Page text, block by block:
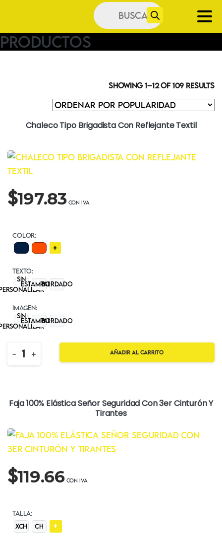
Búsqueda
de
productos
Productos
Showing 1–12 of 109 results
Chaleco Tipo Brigadista Con Reflejante Textil
$197.83
COLOR:
+
TEXTO:
Sin
EstampadoBORDADO
IMAGEN:
Sin
EstampadoBORDADO
Quantity
- + Añadir al carrito
Faja 100% Elástica Señor Seguridad Con 3er Cinturón Y
Tirantes
$119.66
TALLA:
XCH
CH +